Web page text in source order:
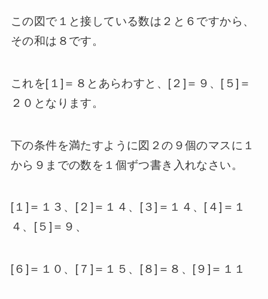
この図で１と接している数は２と６ですから、
その和は８です。
これを[１]＝８とあらわすと、[２]＝９、[５]＝
２０となります。
下の条件を満たすように図２の９個のマスに１
から９までの数を１個ずつ書き入れなさい。
[１]＝１３、[２]＝１４、[３]＝１４、[４]＝１
４、[５]＝９、
[６]＝１０、[７]＝１５、[８]＝８、[９]＝１１